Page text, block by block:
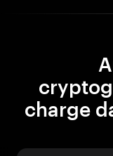
charge